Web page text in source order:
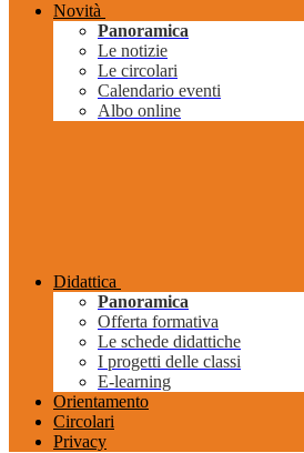
Novità
Panoramica
Le notizie
Le circolari
Calendario eventi
Albo online
Didattica
Panoramica
Offerta formativa
Le schede didattiche
I progetti delle classi
E-learning
Orientamento
Circolari
Privacy